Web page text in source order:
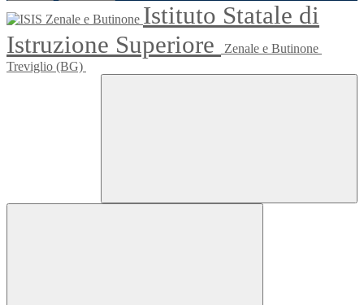
Istituto Statale di
Istruzione Superiore
Zenale e Butinone
Treviglio (BG)